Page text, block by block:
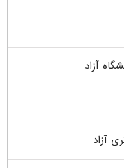
آزاد
آزاد